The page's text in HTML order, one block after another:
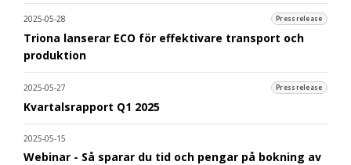
2025-05-28 Pressrelease
Triona lanserar ECO för effektivare transport och
produktion
2025-05-27 Pressrelease
Kvartalsrapport Q1 2025
2025-05-15
Webinar - Så sparar du tid och pengar på bokning av